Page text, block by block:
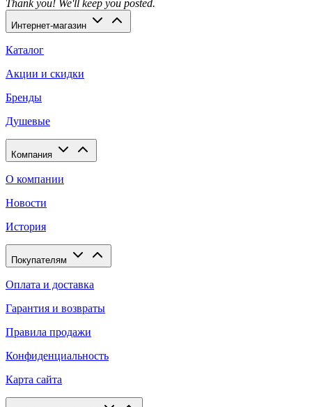
Thank you! We'll keep you posted.
Интернет-магазин
Каталог
Акции и скидки
Бренды
Душевые
Компания
О компании
Новости
История
Покупателям
Оплата и доставка
Гарантия и возвраты
Правила продажи
Конфиденциальность
Карта сайта